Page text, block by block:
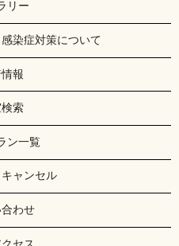
リー
染症対策について
報
索
ン一覧
ャンセル
わせ
セス